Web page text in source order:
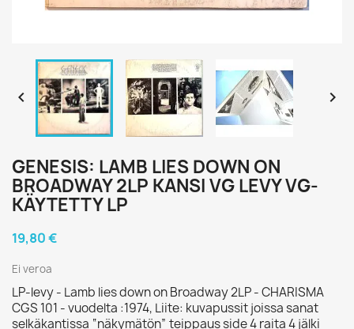
 
GENESIS: LAMB LIES DOWN ON
BROADWAY 2LP KANSI VG LEVY VG-
KÄYTETTY LP
19,80 €
Ei veroa
LP-levy - Lamb lies down on Broadway 2LP - CHARISMA
CGS 101 - vuodelta :1974, Liite: kuvapussit joissa sanat
selkäkantissa “näkymätön” teippaus side 4 raita 4 jälki